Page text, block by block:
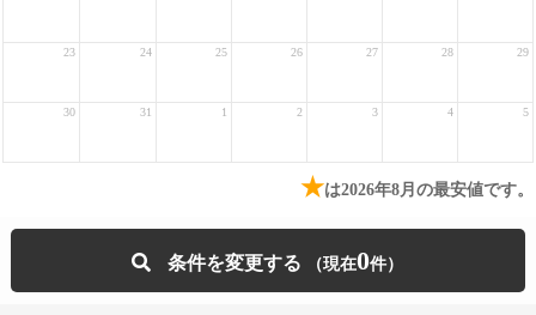
23 24 25 26 27 28 29
30 31 1 2 3 4 5
★は2026年8月の最安値です。
条件を変更する 0